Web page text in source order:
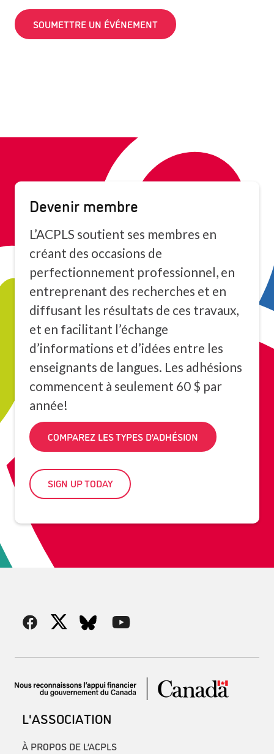
SOUMETTRE UN ÉVÉNEMENT
Devenir membre
L’ACPLS soutient ses membres en
créant des occasions de
perfectionnement professionnel, en
entreprenant des recherches et en
diffusant les résultats de ces travaux,
et en facilitant l’échange
d’informations et d’idées entre les
enseignants de langues. Les adhésions
commencent à seulement 60 $ par
année!
COMPAREZ LES TYPES D’ADHÉSION
SIGN UP TODAY
L'ASSOCIATION
À PROPOS DE L’ACPLS